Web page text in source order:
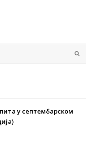
у септембарском